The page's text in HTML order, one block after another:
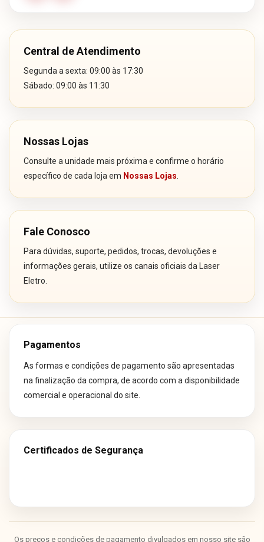
Central de Atendimento
Segunda a sexta: 09:00 às 17:30
Sábado: 09:00 às 11:30
Nossas Lojas
Consulte a unidade mais próxima e confirme o horário
específico de cada loja em Nossas Lojas
Fale Conosco
Para dúvidas, suporte, pedidos, trocas, devoluções e
informações gerais, utilize os canais oficiais da Laser
Eletro.
Pagamentos
As formas e condições de pagamento são apresentadas
na finalização da compra, de acordo com a disponibilidade
comercial e operacional do site.
Certificados de Segurança
Os preços e condições de pagamento divulgados em nosso site são